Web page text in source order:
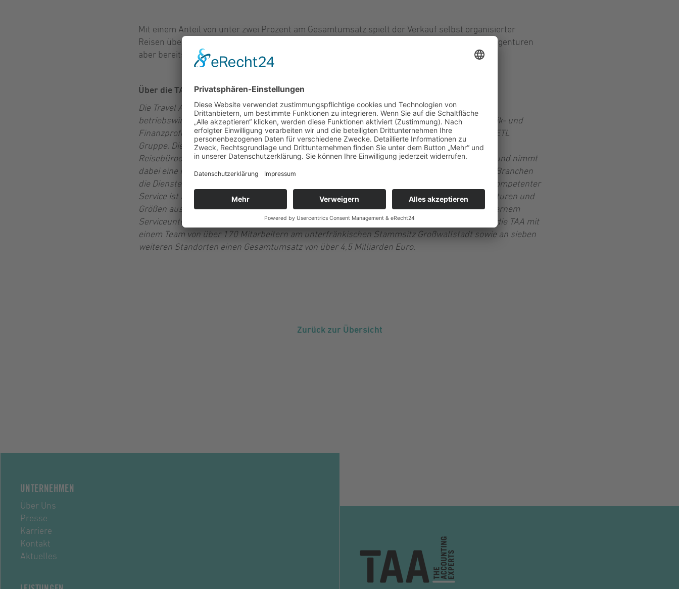
Mit einem Anteil von unter zwei Prozent am Gesamtumsatz spielt der Verkauf selbst organisierter
Reisen über alle Agenturen gerechnet zwar eine untergeordnete Rolle, verzeichnet in vielen Agenturen
aber bereits starke Wachstumsraten mit weiterem Ausbaupotential.
Über die TAA ( www.TAA.de,facebook.com/taa.gmbh
Die Travel Agency Accounting GmbH (TAA) ist ein Dienstleister für alle kaufmännischen und
betriebswirtschaftlichen Arbeitsabläufe. Im Jahr 1997 wurde die TAA von erfahrenen Touristik- und
Finanzprofis gegründet, seit 2015 ist die TAA ein Unternehmen der international agierenden ETL
Gruppe. Die TAA profiliert sich als leistungsstarker Back Office-Partner für Reisevermittler,
Reisebüroorganisationen, mittelständische Reiseveranstalter sowie global tätige Konzernen und nimmt
dabei eine neutrale, marktführende Position ein. Zudem nutzen auch Unternehmen weiterer Branchen
die Dienste der taa. Oberste taa-Priorität ist die vertrauensvolle Beziehung zu den Kunden. Kompetenter
Service ist für taa von höchster Bedeutung. Mehr als 1.300 Firmen unterschiedlichster Strukturen und
Größen aus den Bereichen Touristik, Verkehr und Dienstleistungen vertrauen der TAA als externem
Serviceunternehmen ihr wichtigstes Gut an: ihr gesamtes Rechnungswesen. Aktuell betreut die TAA mit
einem Team von über 170 Mitarbeitern am unterfränkischen Stammsitz Großwallstadt sowie an sieben
weiteren Standorten einen Gesamtumsatz von über 4,5 Milliarden Euro.
Zurück zur Übersicht
UNTERNEHMEN
Über Uns
Presse
Karriere
Kontakt
Aktuelles